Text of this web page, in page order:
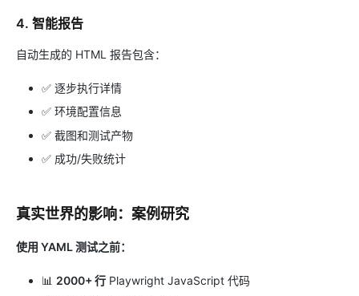
4. 智能报告
自动生成的 HTML 报告包含：
✅ 逐步执行详情
✅ 环境配置信息
✅ 截图和测试产物
✅ 成功/失败统计
真实世界的影响：案例研究
使用 YAML 测试之前：
📊 2000+ 行 Playwright JavaScript 代码